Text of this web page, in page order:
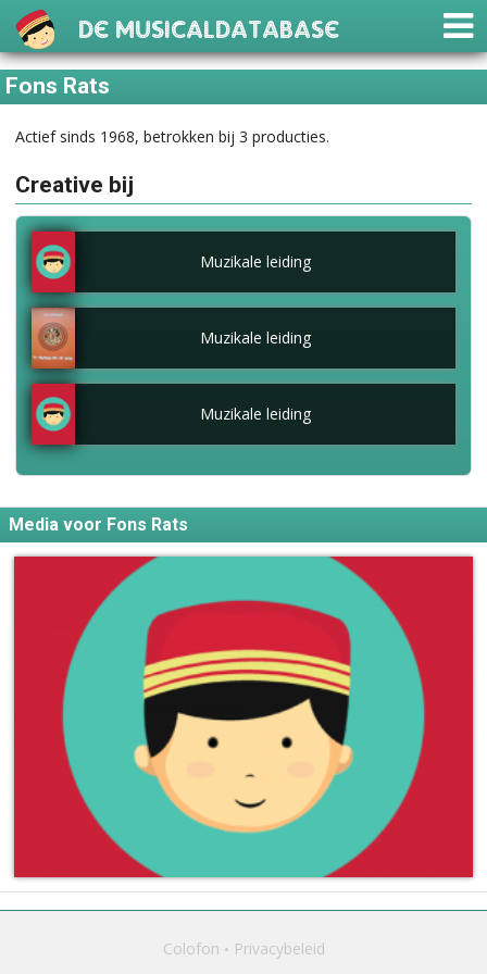
De Musicaldatabase
Fons Rats
Actief sinds 1968, betrokken bij 3 producties.
Creative bij
Muzikale leiding
Muzikale leiding
Muzikale leiding
Media voor Fons Rats
Colofon Privacybeleid